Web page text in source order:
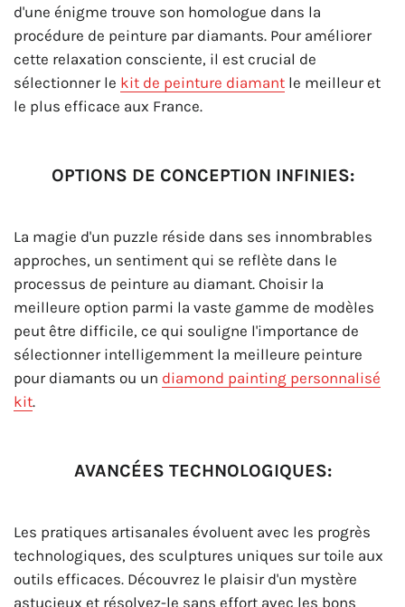
d'une énigme trouve son homologue dans la
procédure de peinture par diamants. Pour améliorer
cette relaxation consciente, il est crucial de
sélectionner le kit de peinture diamant le meilleur et
le plus efficace aux France.
OPTIONS DE CONCEPTION INFINIES:
La magie d'un puzzle réside dans ses innombrables
approches, un sentiment qui se reflète dans le
processus de peinture au diamant. Choisir la
meilleure option parmi la vaste gamme de modèles
peut être difficile, ce qui souligne l'importance de
sélectionner intelligemment la meilleure peinture
pour diamants ou un diamond painting personnalisé
kit.
AVANCÉES TECHNOLOGIQUES:
Les pratiques artisanales évoluent avec les progrès
technologiques, des sculptures uniques sur toile aux
outils efficaces. Découvrez le plaisir d'un mystère
astucieux et résolvez-le sans effort avec les bons